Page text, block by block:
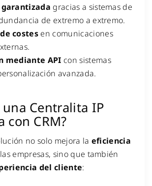
gracias a sistemas de
de extremo a extremo.
costes en comunicaciones
mediante API con sistemas
avanzada.
Centralita IP
con CRM?
no solo mejora la eficiencia
empresas, sino que también
del cliente: